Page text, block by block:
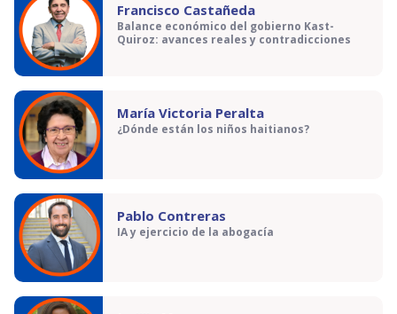
Francisco Castañeda
Balance económico del gobierno Kast-
Quiroz: avances reales y contradicciones
María Victoria Peralta
¿Dónde están los niños haitianos?
Pablo Contreras
IA y ejercicio de la abogacía